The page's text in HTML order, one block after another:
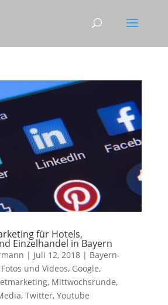
für Hotels,
Einzelhandel in Bayern
| Juli 12, 2018| Bayern-
Fotos und Videos, Google,
, Mittwochsrunde,
, Twitter, Youtube